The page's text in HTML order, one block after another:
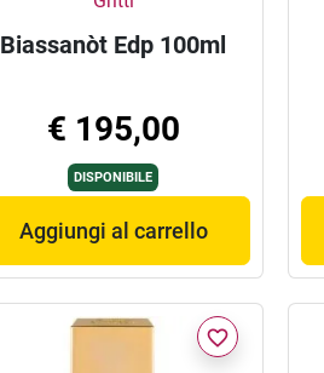
Biassanòt Edp 100ml
€ 195,00
DISPONIBILE
Aggiungi al carrello
favorite_border